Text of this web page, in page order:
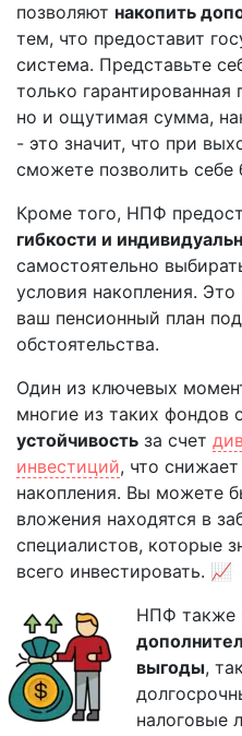
позволяют накопить
тем, что предоставит
система. Представьте
только гарантированная
но и ощутимая сумма,
- это значит, что при
сможете позволить себе
Кроме того, НПФ
гибкости и
самостоятельно
условия накопления. Это
ваш пенсионный план
обстоятельства.
Один из ключевых
многие из таких фондов
устойчивость за счет
инвестиций, что
накопления. Вы можете
вложения находятся в
специалистов, которые
всего инвестировать. 📈
НПФ также
выгоды,
налоговые